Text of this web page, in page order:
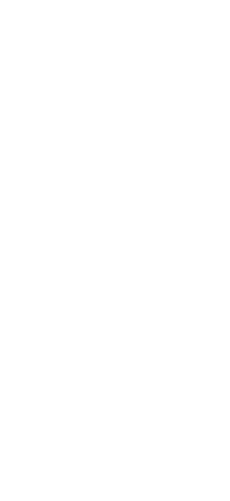
Jeep JL 2 Door Sport/